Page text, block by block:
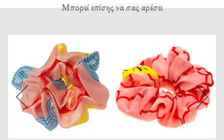
Μπορεί επίσης να σας αρέσει